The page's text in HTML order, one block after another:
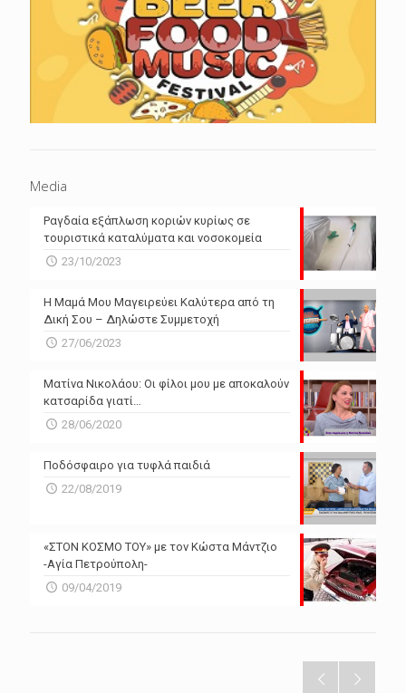
Media
Ραγδαία εξάπλωση κοριών κυρίως σε
τουριστικά καταλύματα και νοσοκομεία
23/10/2023
Η Μαμά Μου Μαγειρεύει Καλύτερα από τη
Δική Σου – Δηλώστε Συμμετοχή
27/06/2023
Ματίνα Νικολάου: Οι φίλοι μου με αποκαλούν
κατσαρίδα γιατί…
28/06/2020
Ποδόσφαιρο για τυφλά παιδιά
22/08/2019
«ΣΤΟΝ ΚΟΣΜΟ ΤΟΥ» με τον Κώστα Μάντζιο
-Αγία Πετρούπολη-
09/04/2019